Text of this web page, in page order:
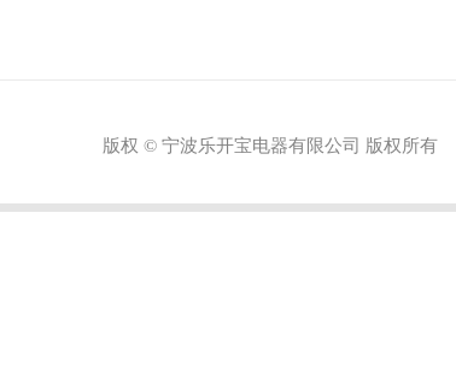
版权 © 宁波乐开宝电器有限公司 版权所有